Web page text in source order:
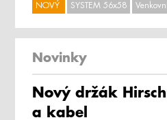
NOVÝ SYSTEM 56x58
Novinky
Nový držák
a kabel